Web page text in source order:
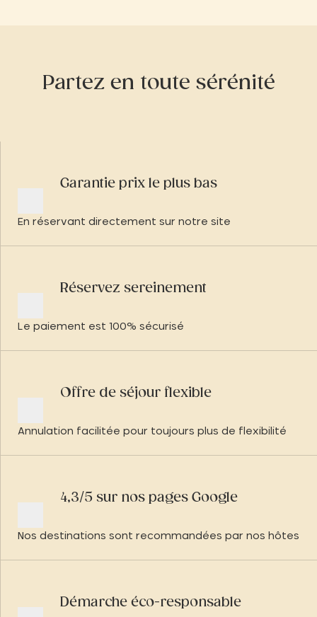
Partez en toute sérénité
Garantie prix le plus bas
En réservant directement sur notre site
Réservez sereinement
Le paiement est 100% sécurisé
Offre de séjour flexible
Annulation facilitée pour toujours plus de flexibilité
4,3/5 sur nos pages Google
Nos destinations sont recommandées par nos hôtes
Démarche éco-responsable